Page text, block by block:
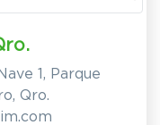
1, Parque
Qro.